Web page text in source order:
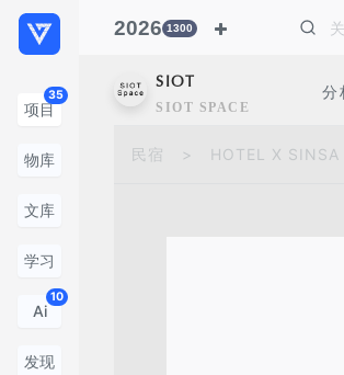
项目
35
物库
文库
学习
Ai
10
发现
2026 1300
SIOT
SIOT SPACE
分
民宿 > HOTEL X